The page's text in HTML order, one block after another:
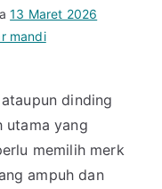
13 Maret 2026
mandi
dinding
utama yang
memilih merk
ampuh dan